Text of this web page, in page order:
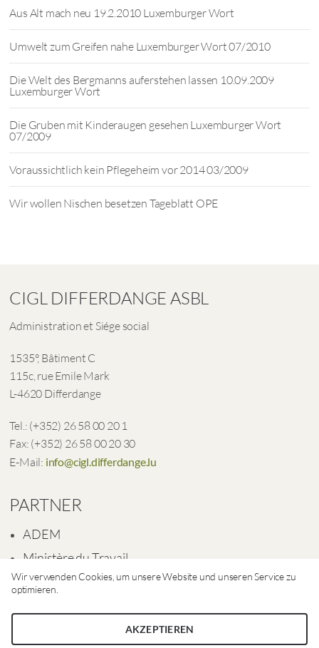
Wir verwenden Cookies, um unsere Website und unseren Service zu
optimieren.
AKZEPTIEREN
Aus Alt mach neu 19.2.2010 Luxemburger Wort
Umwelt zum Greifen nahe Luxemburger Wort 07/2010
Die Welt des Bergmanns auferstehen lassen 10.09.2009
Luxemburger Wort
Die Gruben mit Kinderaugen gesehen Luxemburger Wort
07/2009
Voraussichtlich kein Pflegeheim vor 2014 03/2009
Wir wollen Nischen besetzen Tageblatt OPE
CIGL DIFFERDANGE ASBL
Administration et Siége social
1535°, Bâtiment C
115c, rue Emile Mark
L-4620 Differdange
Tel.: (+352) 26 58 00 20 1
Fax: (+352) 26 58 00 20 30
E-Mail: info@cigl.differdange.lu
PARTNER
ADEM
Ministère du Travail
Ville de Differdange